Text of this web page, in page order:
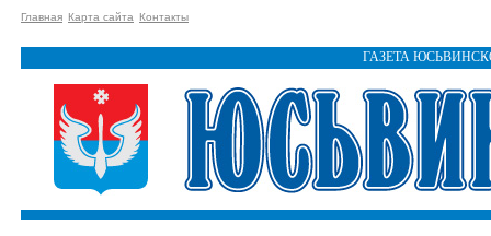
Главная Карта сайта Контакты
ГАЗЕТА